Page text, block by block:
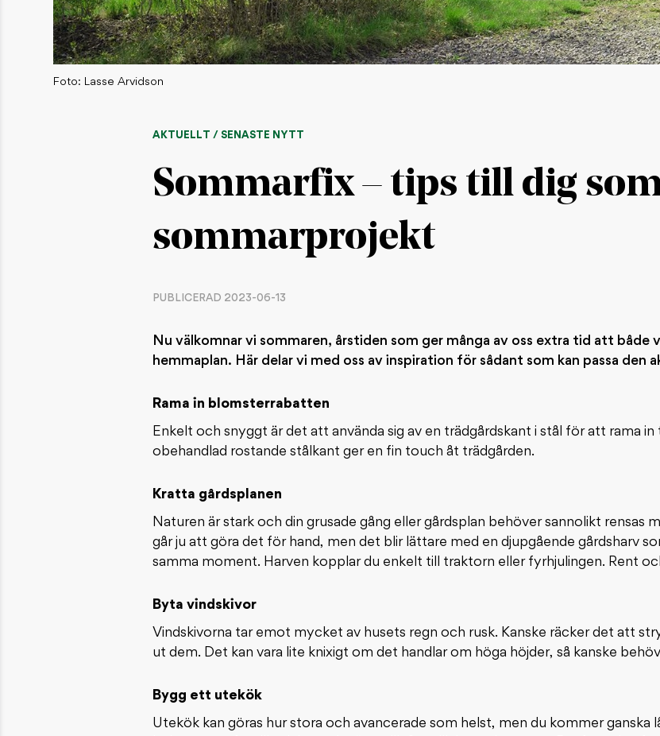
Foto: Lasse Arvidson
AKTUELLT / SENASTE NYTT
Sommarfix – tips till dig
sommarprojekt
PUBLICERAD 2023-06-13
Nu välkomnar vi sommaren, årstiden som ger många av oss extra tid att både
hemmaplan. Här delar vi med oss av inspiration för sådant som kan passa den
Rama in blomsterrabatten
Enkelt och snyggt är det att använda sig av en trädgårdskant i stål för att rama
obehandlad rostande stålkant ger en fin touch åt trädgården.
Kratta gårdsplanen
Naturen är stark och din grusade gång eller gårdsplan behöver sannolikt rensas
går ju att göra det för hand, men det blir lättare med en djupgående gårdsharv
samma moment. Harven kopplar du enkelt till traktorn eller fyrhjulingen. Rent
Byta vindskivor
Vindskivorna tar emot mycket av husets regn och rusk. Kanske räcker det att
ut dem. Det kan vara lite knixigt om det handlar om höga höjder, så kanske
Bygg ett utekök
Utekök kan göras hur stora och avancerade som helst, men du kommer